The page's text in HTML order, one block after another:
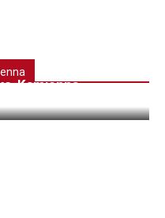
Kamienna